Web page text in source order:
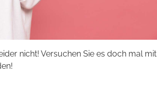
nicht! Versuchen Sie es doch mal mit